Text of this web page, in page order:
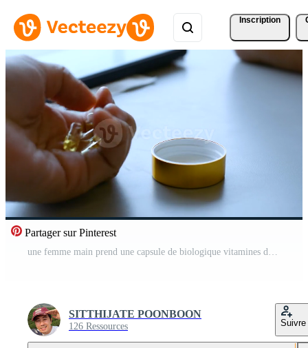
Inscription
Partager sur Pinterest
une femme main prend une capsule de biologique vitamines de le table et les boissons il bas. prise vitamine e, poisson huile, oméga 3, vitamine ré. prise diététique suppléments. Vidéo Gratuite
SITTHIJATE POONBOON
126 Ressources Suivre